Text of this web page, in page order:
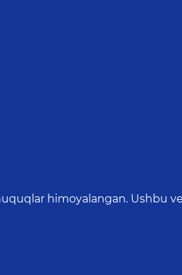
himoyalangan. Ushbu